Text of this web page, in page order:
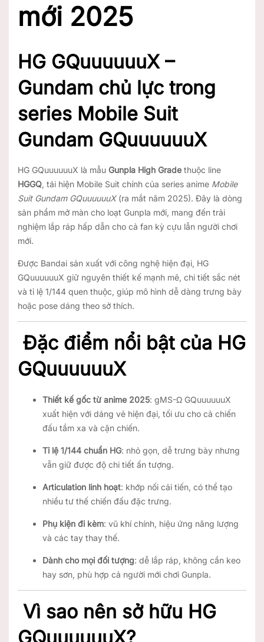
mới 2025
HG GQuuuuuuX –
Gundam chủ lực trong
series Mobile Suit
Gundam GQuuuuuuX
HG GQuuuuuuX là mẫu Gunpla High Grade thuộc line
HGGQ, tái hiện Mobile Suit chính của series anime Mobile
Suit Gundam GQuuuuuuX(ra mắt năm 2025). Đây là dòng
sản phẩm mở màn cho loạt Gunpla mới, mang đến trải
nghiệm lắp ráp hấp dẫn cho cả fan kỳ cựu lẫn người chơi
mới.
Được Bandai sản xuất với công nghệ hiện đại, HG
GQuuuuuuX giữ nguyên thiết kế mạnh mẽ, chi tiết sắc nét
và tỉ lệ 1/144 quen thuộc, giúp mô hình dễ dàng trưng bày
hoặc pose dáng theo sở thích.
Đặc điểm nổi bật của HG
GQuuuuuuX
Thiết kế gốc từ anime 2025: gMS-Ω GQuuuuuuX
xuất hiện với dáng vẻ hiện đại, tối ưu cho cả chiến
đấu tầm xa và cận chiến.
Tỉ lệ 1/144 chuẩn HG: nhỏ gọn, dễ trưng bày nhưng
vẫn giữ được độ chi tiết ấn tượng.
Articulation linh hoạt: khớp nối cải tiến, có thể tạo
nhiều tư thế chiến đấu đặc trưng.
Phụ kiện đi kèm: vũ khí chính, hiệu ứng năng lượng
và các tay thay thế.
Dành cho mọi đối tượng: dễ lắp ráp, không cần keo
hay sơn, phù hợp cả người mới chơi Gunpla.
Vì sao nên sở hữu HG
GQuuuuuuX?